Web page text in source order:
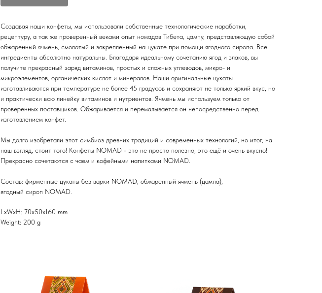
Создавая наши конфеты, мы использовали собственные технологические наработки,
рецептуру, а так же проверенный веками опыт номадов Тибета, цампу, представляющую собой
обжаренный ячмень, смолотый и закрепленный на цукате при помощи ягодного сиропа. Все
ингредиенты абсолютно натуральны. Благодаря идеальному сочетанию ягод и злаков, вы
получите прекрасный заряд витаминов, простых и сложных углеводов, микро- и
микроэлементов, органических кислот и минералов. Наши оригинальные цукаты
изготавливаются при температуре не более 45 градусов и сохраняют не только яркий вкус, но
и практически всю линейку витаминов и нутриентов. Ячмень мы используем только от
проверенных поставщиков. Обжаривается и перемалывается он непосредственно перед
изготовлением конфет.
Мы долго изобретали этот симбиоз древних традиций и современных технологий, но итог, на
наш взгляд, стоит того! Конфеты NOMAD - это не просто полезно, это ещё и очень вкусно!
Прекрасно сочетаются с чаем и кофейными напитками NOMAD.
Состав: фирменные цукаты без варки NOMAD, обжаренный ячмень (цампа),
ягодный сироп NOMAD.
LxWxH: 70x50x160 mm
Weight: 200 g